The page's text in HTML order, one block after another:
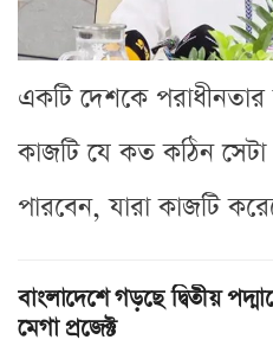
একটি দেশকে
কাজটি যে কত কঠিন
পারবেন, যারা কাজটি
বাংলাদেশে গড়ছে দ্বিতীয়
মেগা প্রজেক্ট